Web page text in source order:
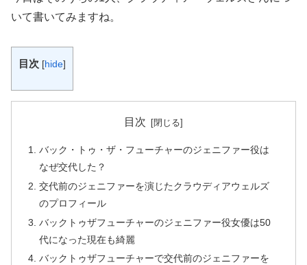
いて書いてみますね。
目次 [hide]
目次
バック・トゥ・ザ・フューチャーのジェニファー役は
なぜ交代した？
交代前のジェニファーを演じたクラウディアウェルズ
のプロフィール
バックトゥザフューチャーのジェニファー役女優は50
代になった現在も綺麗
バックトゥザフューチャーで交代前のジェニファーを